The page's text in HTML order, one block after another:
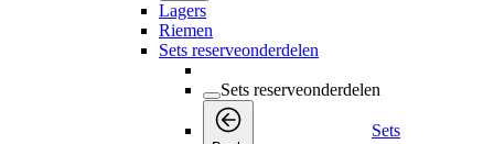
Lagers
Riemen
Sets reserveonderdelen
Sets reserveonderdelen
Sets